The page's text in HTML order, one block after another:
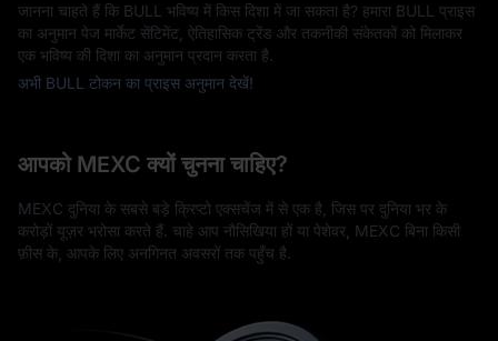
जानना चाहते हैं कि BULL भविष्य में किस दिशा में जा सकता है? हमारा BULL प्राइस
का अनुमान पेज मार्केट सेंटिमेंट, ऐतिहासिक ट्रेंड और तकनीकी संकेतकों को मिलाकर
एक भविष्य की दिशा का अनुमान प्रदान करता है.
अभी BULL टोकन का प्राइस अनुमान देखें!
आपको MEXC क्यों चुनना चाहिए?
MEXC दुनिया के सबसे बड़े क्रिप्टो एक्सचेंज में से एक है, जिस पर दुनिया भर के
करोड़ों यूज़र भरोसा करते हैं. चाहे आप नौसिखिया हों या पेशेवर, MEXC बिना किसी
फ़ीस के, आपके लिए अनगिनत अवसरों तक पहुँच है.